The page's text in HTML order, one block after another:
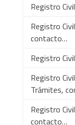
Registro
Registro
contacto…
Registro
Registro
Trámites,
Registro
contacto…